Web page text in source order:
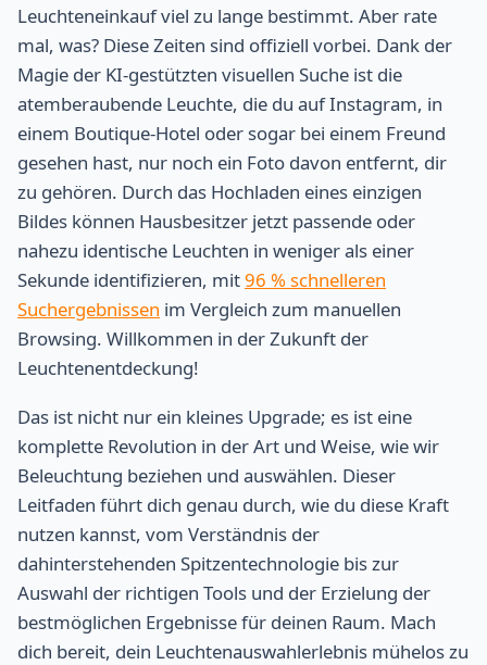
Leuchteneinkauf viel zu lange bestimmt. Aber rate
mal, was? Diese Zeiten sind offiziell vorbei. Dank der
Magie der KI-gestützten visuellen Suche ist die
atemberaubende Leuchte, die du auf Instagram, in
einem Boutique-Hotel oder sogar bei einem Freund
gesehen hast, nur noch ein Foto davon entfernt, dir
zu gehören. Durch das Hochladen eines einzigen
Bildes können Hausbesitzer jetzt passende oder
nahezu identische Leuchten in weniger als einer
Sekunde identifizieren, mit96 % schnelleren
Suchergebnissen im Vergleich zum manuellen
Browsing. Willkommen in der Zukunft der
Leuchtenentdeckung!
Das ist nicht nur ein kleines Upgrade; es ist eine
komplette Revolution in der Art und Weise, wie wir
Beleuchtung beziehen und auswählen. Dieser
Leitfaden führt dich genau durch, wie du diese Kraft
nutzen kannst, vom Verständnis der
dahinterstehenden Spitzentechnologie bis zur
Auswahl der richtigen Tools und der Erzielung der
bestmöglichen Ergebnisse für deinen Raum. Mach
dich bereit, dein Leuchtenauswahlerlebnis mühelos zu